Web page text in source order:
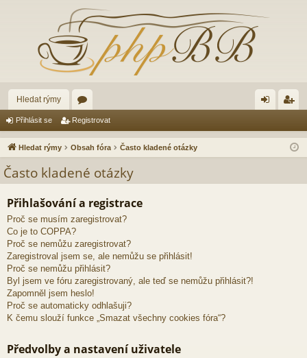
Hledat rýmy
ór
a lá
se
ist
va
Přihlásit se Registrovat
Hledat rýmy Obsah fóra Často kladené otázky
Často kladené otázky
Přihlašování a registrace
Proč se musím zaregistrovat?
Co je to COPPA?
Proč se nemůžu zaregistrovat?
Zaregistroval jsem se, ale nemůžu se přihlásit!
Proč se nemůžu přihlásit?
Byl jsem ve fóru zaregistrovaný, ale teď se nemůžu přihlásit?!
Zapomněl jsem heslo!
Proč se automaticky odhlašuji?
K čemu slouží funkce „Smazat všechny cookies fóra“?
Předvolby a nastavení uživatele